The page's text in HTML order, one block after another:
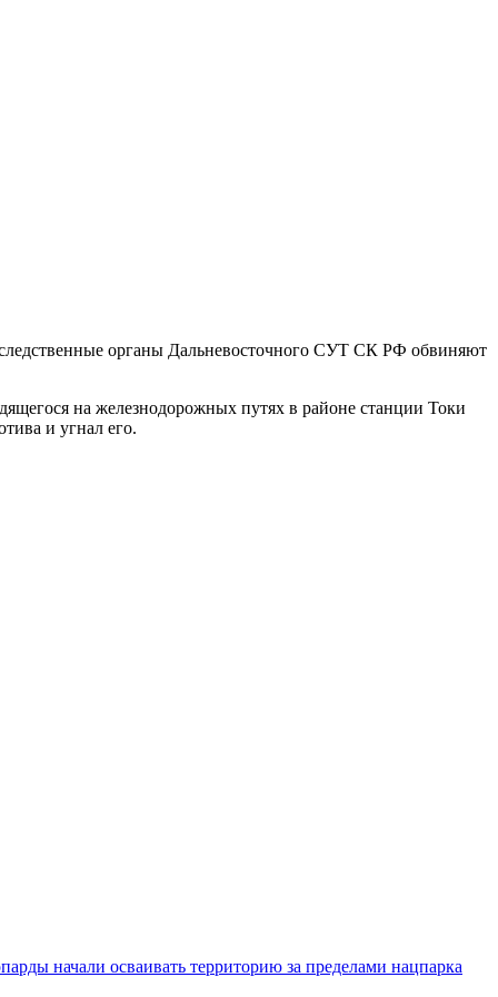
органы Дальневосточного СУТ СК РФ обвиняют
на железнодорожных путях в районе станции Токи
и угнал его.
начали осваивать территорию за пределами нацпарка